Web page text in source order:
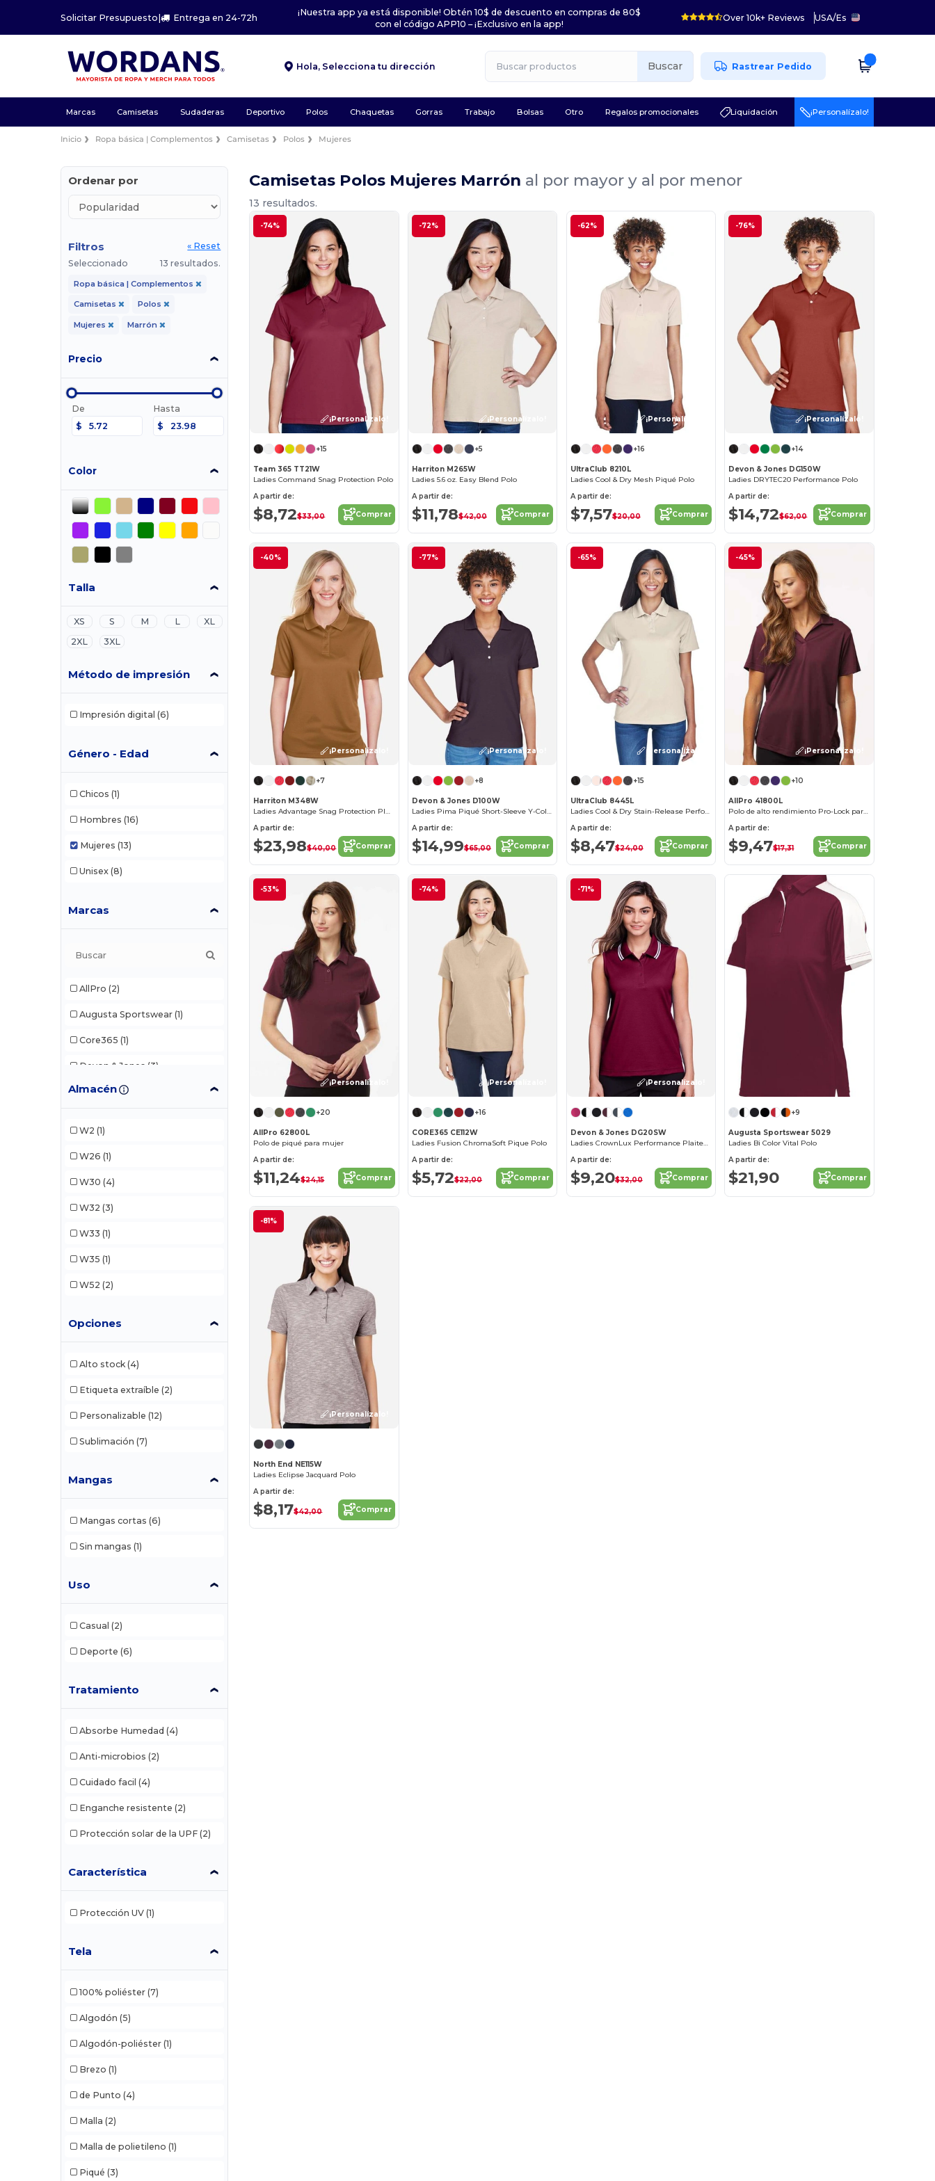
Solicitar Presupuesto| Entrega en 24-72h
¡Nuestra app ya está disponible! Obtén 10$ de descuento en compras de 80$
con el código APP10 – ¡Exclusivo en la app!
Over 10k+ Reviews USA/Es
Hola, Selecciona tu dirección Buscar Rastrear Pedido
Marcas Camisetas Sudaderas Deportivo Polos Chaquetas Gorras Trabajo Bolsas Otro Regalos promocionales Liquidación ¡Personalízalo!
Inicio Ropa básica | Complementos Camisetas Polos Mujeres
Ordenar por
Filtros
« Reset
Seleccionado
13 resultados.
Ropa básica | Complementos
Camisetas Polos
Mujeres Marrón
Precio
De
$
Hasta
$
Color
Talla
XS S M L
XL
2XL
3XL
Método de impresión
Impresión digital (6)
Género - Edad
Chicos (1)
Hombres (16)
Mujeres (13)
Unisex (8)
Marcas
AllPro (2)
Augusta Sportswear (1)
Core365 (1)
Devon & Jones (3)
Harriton (2)
Almacén
W2 (1)
W26 (1)
W30 (4)
W32 (3)
W33 (1)
W35 (1)
W52 (2)
Opciones
Alto stock (4)
Etiqueta extraíble (2)
Personalizable (12)
Sublimación (7)
Mangas
Mangas cortas (6)
Sin mangas (1)
Uso
Casual (2)
Deporte (6)
Tratamiento
Absorbe Humedad (4)
Anti-microbios (2)
Cuidado facil (4)
Enganche resistente (2)
Protección solar de la UPF (2)
Característica
Protección UV (1)
Tela
100% poliéster (7)
Algodón (5)
Algodón-poliéster (1)
Brezo (1)
de Punto (4)
Malla (2)
Malla de polietileno (1)
Piqué (3)
Camisetas Polos Mujeres Marrón al por mayor y al por menor
13 resultados.
-74%
¡Personalízalo!
+15
Team 365 TT21W
Ladies Command Snag Protection Polo
A partir de:
$8,72$33,00 Comprar
-72%
¡Personalízalo!
+5
Harriton M265W
Ladies 5.6 oz. Easy Blend Polo
A partir de:
$11,78$42,00 Comprar
-62%
¡Personalízalo!
+16
UltraClub 8210L
Ladies Cool & Dry Mesh Piqué Polo
A partir de:
$7,57$20,00 Comprar
-76%
¡Personalízalo!
+14
Devon & Jones DG150W
Ladies DRYTEC20 Performance Polo
A partir de:
$14,72$62,00 Comprar
-40%
¡Personalízalo!
+7
Harriton M348W
Ladies Advantage Snag Protection Plus IL Polo
A partir de:
$23,98$40,00 Comprar
-77%
¡Personalízalo!
+8
Devon & Jones D100W
Ladies Pima Piqué Short-Sleeve Y-Collar Polo
A partir de:
$14,99$65,00 Comprar
-65%
¡Personalízalo!
+15
UltraClub 8445L
Ladies Cool & Dry Stain-Release Performance Polo
A partir de:
$8,47$24,00 Comprar
-45%
¡Personalízalo!
+10
AllPro 41800L
Polo de alto rendimiento Pro-Lock para mujer
A partir de:
$9,47$17,31 Comprar
-53%
¡Personalízalo!
+20
AllPro 62800L
Polo de piqué para mujer
A partir de:
$11,24$24,15 Comprar
-74%
¡Personalízalo!
+16
CORE365 CE112W
Ladies Fusion ChromaSoft Pique Polo
A partir de:
$5,72$22,00 Comprar
-71%
¡Personalízalo!
Devon & Jones DG20SW
Ladies CrownLux Performance Plaited Tipped Sleeveless Polo
A partir de:
$9,20$32,00 Comprar
+9
Augusta Sportswear 5029
Ladies Bi Color Vital Polo
A partir de:
$21,90 Comprar
-81%
¡Personalízalo!
North End NE115W
Ladies Eclipse Jacquard Polo
A partir de:
$8,17$42,00 Comprar